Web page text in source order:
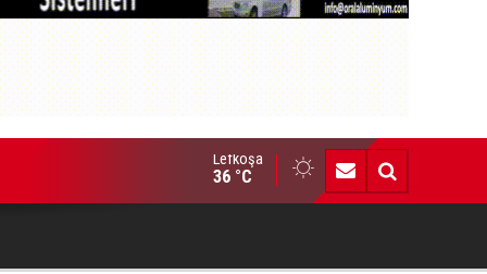
Lefkoşa
36 °C